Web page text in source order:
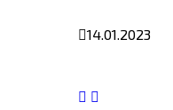
14.01.2023